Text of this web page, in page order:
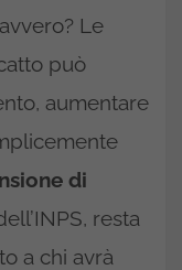
Le
può
aumentare
di
resta
a chi avrà